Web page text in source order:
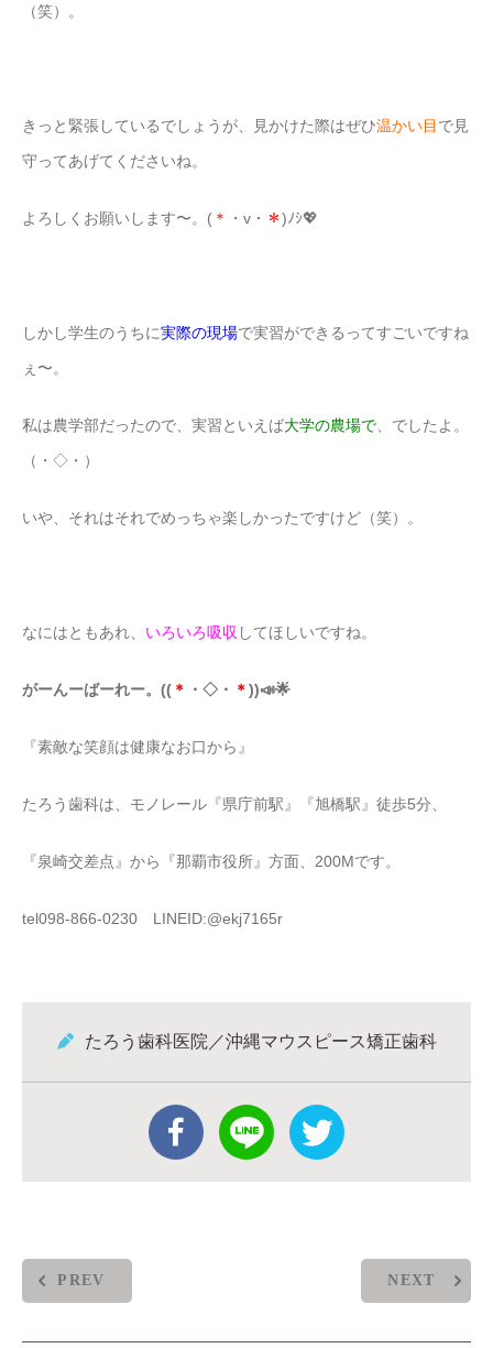
（笑）。
きっと緊張しているでしょうが、見かけた際はぜひ温かい目 で見
守ってあげてくださいね。
よろしくお願いします〜。( ＊ ・v・ ＊)ﾉｼ💖
しかし学生のうちに実際の現場で実習ができるってすごいですね
ぇ〜。
私は農学部だったので、実習といえば大学の農場で 、でしたよ。
（・◇・）
いや、それはそれでめっちゃ楽しかったですけど（笑）。
なにはともあれ、 いろいろ吸収 してほしいですね。
がーんーばーれー。(( ＊ ・◇・ ＊))📣🌟
『素敵な笑顔は健康なお口から』
たろう歯科は、モノレール『県庁前駅』『旭橋駅』徒歩5分、
『泉崎交差点』から『那覇市役所』方面、200Mです。
tel098-866-0230 LINEID:@ekj7165r
たろう歯科医院／沖縄マウスピース矯正歯科
PREV NEXT